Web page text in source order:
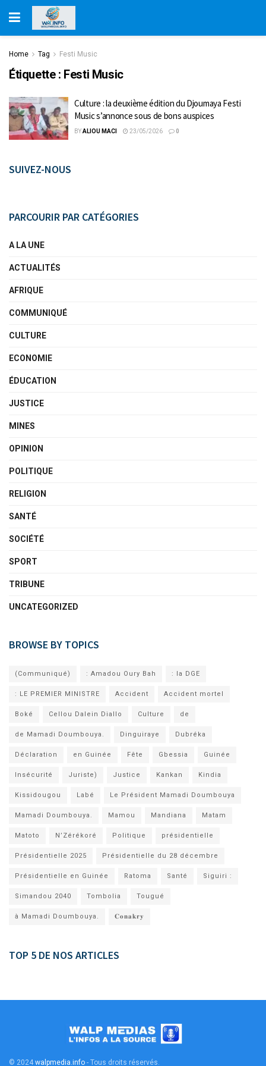
Home Tag Festi Music
Étiquette : Festi Music
Culture : la deuxième édition du Djoumaya Festi
Music s’annonce sous de bons auspices
BYALIOU MACI 23/05/2026 0
SUIVEZ-NOUS
PARCOURIR PAR CATÉGORIES
A LA UNE
ACTUALITÉS
AFRIQUE
COMMUNIQUÉ
CULTURE
ECONOMIE
ÉDUCATION
JUSTICE
MINES
OPINION
POLITIQUE
RELIGION
SANTÉ
SOCIÉTÉ
SPORT
TRIBUNE
UNCATEGORIZED
BROWSE BY TOPICS
(Communiqué) : Amadou Oury Bah : la DGE
: LE PREMIER MINISTRE Accident Accident mortel
Boké Cellou Dalein Diallo Culture de
de Mamadi Doumbouya. Dinguiraye Dubréka
Déclaration en Guinée Fête Gbessia Guinée
Insécurité Juriste) Justice Kankan Kindia
Kissidougou Labé Le Président Mamadi Doumbouya
Mamadi Doumbouya. Mamou Mandiana Matam
Matoto N’Zérékoré Politique présidentielle
Présidentielle 2025 Présidentielle du 28 décembre
Présidentielle en Guinée Ratoma Santé Siguiri :
Simandou 2040 Tombolia Tougué
à Mamadi Doumbouya. 𝐂𝐨𝐧𝐚𝐤𝐫𝐲
TOP 5 DE NOS ARTICLES
© 2024 walpmedia.info - Tous droits réservés.